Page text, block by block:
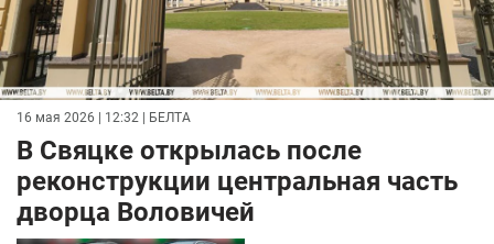
16 мая 2026 | 12:32 | БЕЛТА
В Свяцке открылась после
реконструкции центральная часть
дворца Воловичей